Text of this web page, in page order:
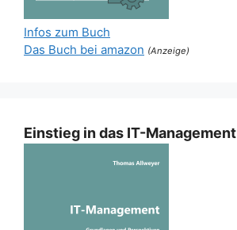
Infos zum Buch
Das Buch bei amazon (Anzeige)
Einstieg in das IT-Management